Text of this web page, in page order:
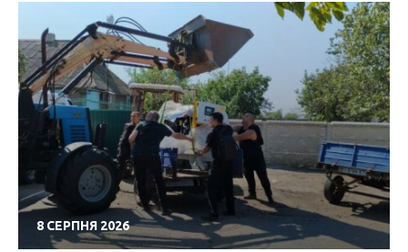
8 СЕРПНЯ 2026